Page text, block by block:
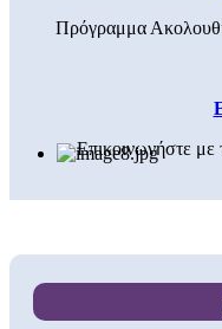
Πρόγραμμα
Επικοινωνήστε